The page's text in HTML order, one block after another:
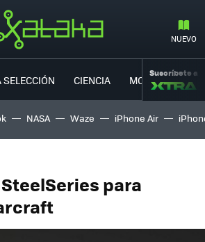
NUEVO
SELECCIÓN CIENCIA MOVILIDAD
Suscríbete a
NASA Waze iPhone Air
para